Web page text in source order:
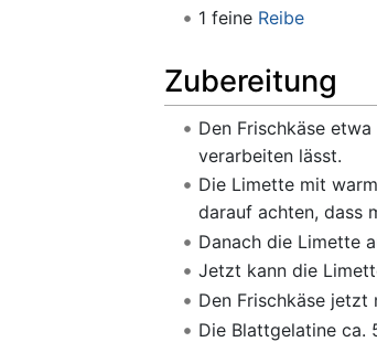
1 feine Reibe
Zubereitung
Den Frischkäse
verarbeiten lässt.
Die Limette mit
darauf achten, dass
Danach die Limette
Jetzt kann die
Den Frischkäse jetzt
Die Blattgelatine ca.